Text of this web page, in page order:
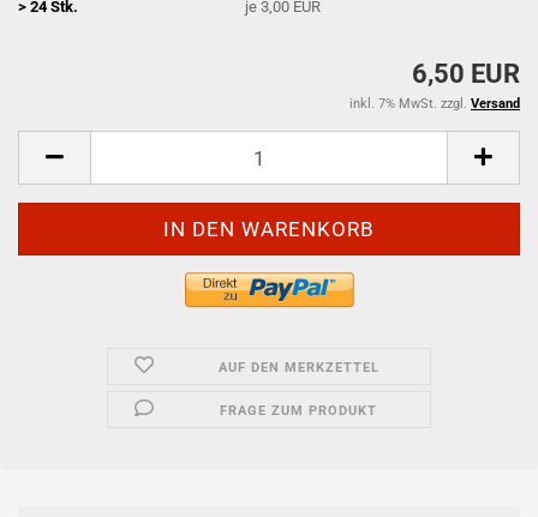
> 24 Stk.
je 3,00 EUR
6,50 EUR
inkl. 7% MwSt. zzgl. Versand
AUF DEN MERKZETTEL
FRAGE ZUM PRODUKT